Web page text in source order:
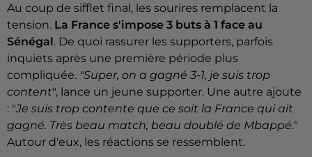
Au coup de sifflet final, les sourires remplacent la
tension. La France s'impose 3 buts à 1 face au
Sénégal . De quoi rassurer les supporters, parfois
inquiets après une première période plus
compliquée. "Super, on a gagné 3-1, je suis trop
content", lance un jeune supporter. Une autre ajoute
: "Je suis trop contente que ce soit la France qui ait
gagné. Très beau match, beau doublé de Mbappé."
Autour d'eux, les réactions se ressemblent.